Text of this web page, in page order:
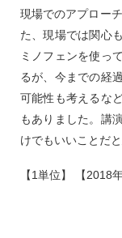
現場でのアプロー
た、現場では関心
ミノフェンを使っ
るが、今までの経
可能性も考えるな
もありました。講
けでもいいことだと
【1単位】 【2018